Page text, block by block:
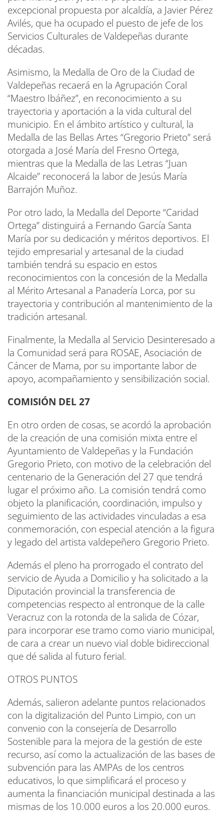
excepcional propuesta por alcaldía, a Javier Pérez
Avilés, que ha ocupado el puesto de jefe de los
Servicios Culturales de Valdepeñas durante
décadas.
Asimismo, la Medalla de Oro de la Ciudad de
Valdepeñas recaerá en la Agrupación Coral
“Maestro Ibáñez”, en reconocimiento a su
trayectoria y aportación a la vida cultural del
municipio. En el ámbito artístico y cultural, la
Medalla de las Bellas Artes “Gregorio Prieto” será
otorgada a José María del Fresno Ortega,
mientras que la Medalla de las Letras “Juan
Alcaide” reconocerá la labor de Jesús María
Barrajón Muñoz.
Por otro lado, la Medalla del Deporte “Caridad
Ortega” distinguirá a Fernando García Santa
María por su dedicación y méritos deportivos. El
tejido empresarial y artesanal de la ciudad
también tendrá su espacio en estos
reconocimientos con la concesión de la Medalla
al Mérito Artesanal a Panadería Lorca, por su
trayectoria y contribución al mantenimiento de la
tradición artesanal.
Finalmente, la Medalla al Servicio Desinteresado a
la Comunidad será para ROSAE, Asociación de
Cáncer de Mama, por su importante labor de
apoyo, acompañamiento y sensibilización social.
COMISIÓN DEL 27
En otro orden de cosas, se acordó la aprobación
de la creación de una comisión mixta entre el
Ayuntamiento de Valdepeñas y la Fundación
Gregorio Prieto, con motivo de la celebración del
centenario de la Generación del 27 que tendrá
lugar el próximo año. La comisión tendrá como
objeto la planificación, coordinación, impulso y
seguimiento de las actividades vinculadas a esa
conmemoración, con especial atención a la figura
y legado del artista valdepeñero Gregorio Prieto.
Además el pleno ha prorrogado el contrato del
servicio de Ayuda a Domicilio y ha solicitado a la
Diputación provincial la transferencia de
competencias respecto al entronque de la calle
Veracruz con la rotonda de la salida de Cózar,
para incorporar ese tramo como viario municipal,
de cara a crear un nuevo vial doble bidireccional
que dé salida al futuro ferial.
OTROS PUNTOS
Además, salieron adelante puntos relacionados
con la digitalización del Punto Limpio, con un
convenio con la consejería de Desarrollo
Sostenible para la mejora de la gestión de este
recurso, así como la actualización de las bases de
subvención para las AMPAs de los centros
educativos, lo que simplificará el proceso y
aumenta la financiación municipal destinada a las
mismas de los 10.000 euros a los 20.000 euros.